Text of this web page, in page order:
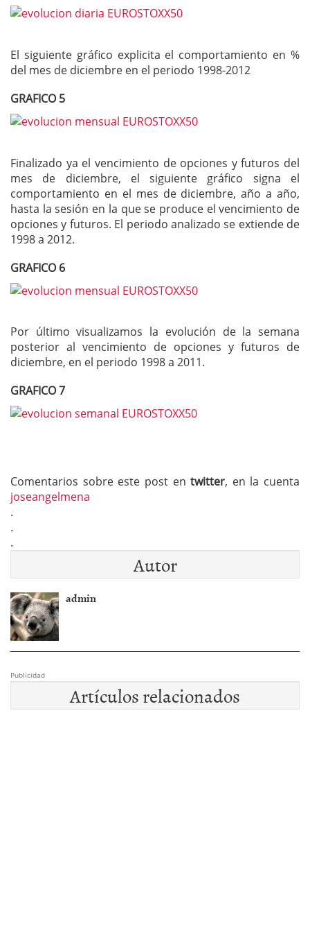
El siguiente gráfico explicita el comportamiento en %
del mes de diciembre en el periodo 1998-2012
GRAFICO 5
Finalizado ya el vencimiento de opciones y futuros del
mes de diciembre, el siguiente gráfico signa el
comportamiento en el mes de diciembre, año a año,
hasta la sesión en la que se produce el vencimiento de
opciones y futuros. El periodo analizado se extiende de
1998 a 2012.
GRAFICO 6
Por último visualizamos la evolución de la semana
posterior al vencimiento de opciones y futuros de
diciembre, en el periodo 1998 a 2011.
GRAFICO 7
Comentarios sobre este post entwitter, en la cuenta
joseangelmena
.
.
.
Autor
admin
Publicidad
Artículos relacionados